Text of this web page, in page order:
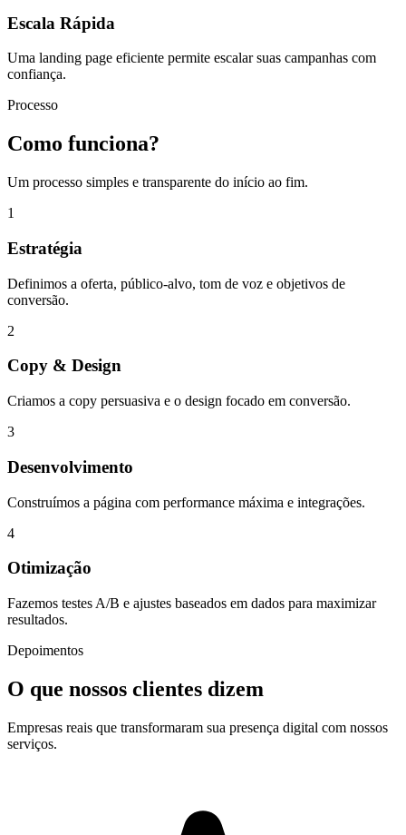
Escala Rápida
Uma landing page eficiente permite escalar suas campanhas com
confiança.
Processo
Como funciona?
Um processo simples e transparente do início ao fim.
1
Estratégia
Definimos a oferta, público-alvo, tom de voz e objetivos de
conversão.
2
Copy & Design
Criamos a copy persuasiva e o design focado em conversão.
3
Desenvolvimento
Construímos a página com performance máxima e integrações.
4
Otimização
Fazemos testes A/B e ajustes baseados em dados para maximizar
resultados.
Depoimentos
O que nossos clientes dizem
Empresas reais que transformaram sua presença digital com nossos
serviços.